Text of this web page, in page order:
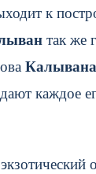
к
так же
Калывана
каждое